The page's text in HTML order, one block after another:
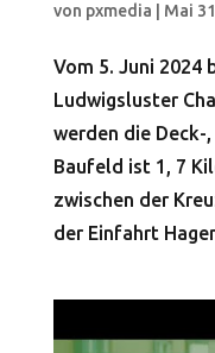
von pxmedia Mai
Vom 5. Juni 2024
Ludwigsluster
werden die Deck-
Baufeld ist 1, 7
zwischen der
der Einfahrt